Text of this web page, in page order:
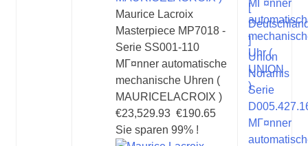
Maurice Lacroix
Masterpiece MP7018 -
Serie SS001-110
MГ¤nner automatische
mechanische Uhren (
MAURICELACROIX )
€23,529.93 €190.65
Sie sparen 99% !
[
]
Union
Noramis
Serie
MГ¤nner